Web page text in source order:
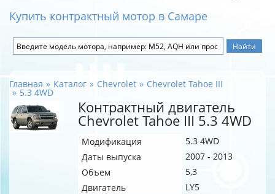
Купить контрактный мотор в Самаре
Главная Каталог Chevrolet Chevrolet Tahoe III
5.3 4WD
Контрактный двигатель
Chevrolet Tahoe III 5.3 4WD
Модификация
5.3 4WD
Даты выпуска
2007 - 2013
Объем
5,3
Двигатель
LY5